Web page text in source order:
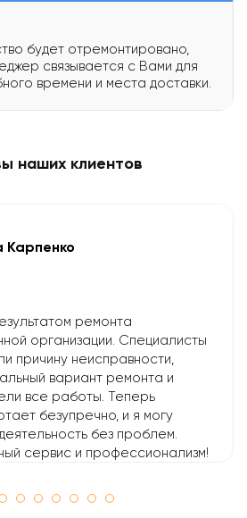
будет отремонтировано,
связывается с Вами для
времени и места доставки.
наших клиентов
ремонта
организации. Специалисты
причину неисправности,
вариант ремонта и
все работы. Теперь
безупречно, и я могу
без проблем.
сервис и профессионализм!